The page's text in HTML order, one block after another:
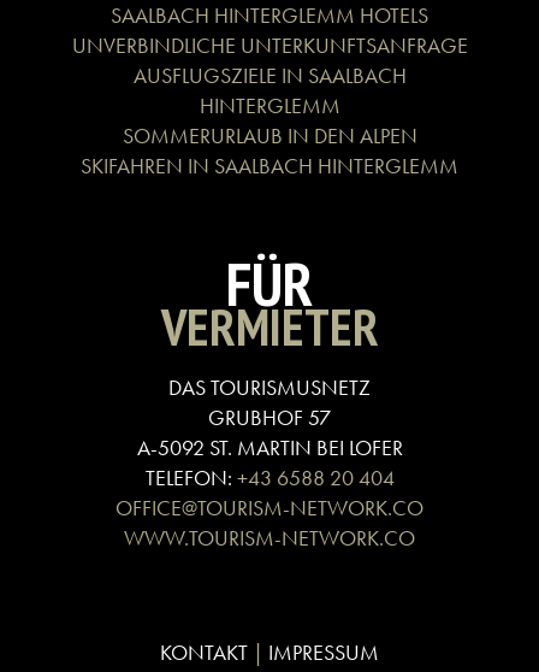
SAALBACH HINTERGLEMM HOTELS
UNVERBINDLICHE UNTERKUNFTSANFRAGE
AUSFLUGSZIELE IN SAALBACH
HINTERGLEMM
SOMMERURLAUB IN DEN ALPEN
SKIFAHREN IN SAALBACH HINTERGLEMM
FÜR
VERMIETER
DAS TOURISMUSNETZ
GRUBHOF 57
A-5092 ST. MARTIN BEI LOFER
TELEFON: +43 6588 20 404
OFFICE@TOURISM-NETWORK.CO
WWW.TOURISM-NETWORK.CO
KONTAKT | IMPRESSUM